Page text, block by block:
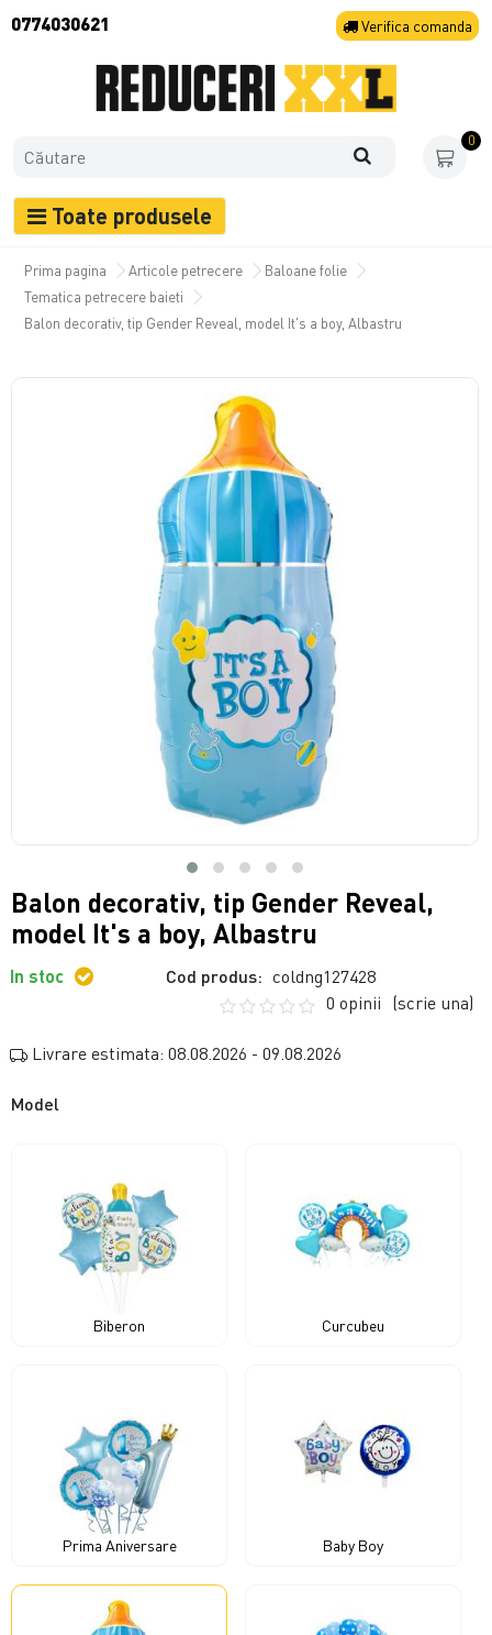
0774030621 Verifica comanda
0
Toate produsele
Prima pagina Articole petrecere
Baloane folie
Tematica petrecere baieti
Balon decorativ, tip Gender Reveal, model It's a boy, Albastru
Balon decorativ, tip Gender Reveal,
model It's a boy, Albastru
In stoc Cod produs: coldng127428
0 opinii (scrie una)
Livrare estimata: 08.08.2026 - 09.08.2026
Model
Biberon Curcubeu
Prima Aniversare Baby Boy